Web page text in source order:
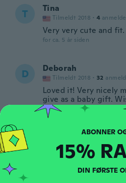
T Tina
Tilmeldt 2018 · 4
Very very cute and fit.
for ca. 5 år siden
D Deborah
Tilmeldt 2018 · 32
Loved it! Very nicely
give as a baby gift.
each color.
for ca. 5 år siden
J Jade
Tilmeldt 2020 · 70
Very cute and soft it
which is nice. Took a
15%
DIN FØRSTE